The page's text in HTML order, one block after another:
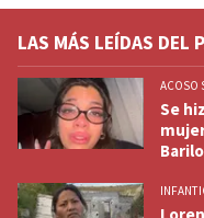
LAS MÁS LEÍDAS DEL
ACOSO
Se